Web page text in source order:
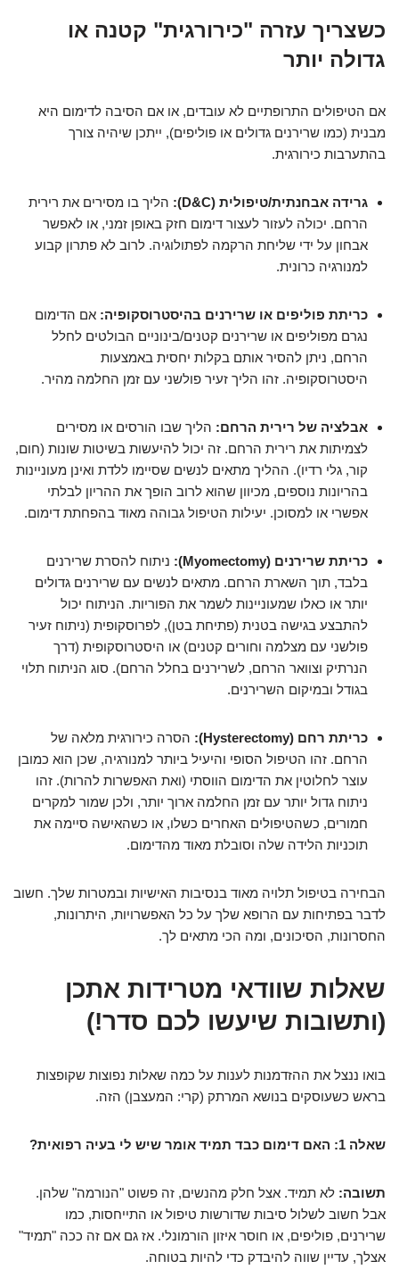
כשצריך עזרה "כירורגית" קטנה או
גדולה יותר
אם הטיפולים התרופתיים לא עובדים, או אם הסיבה לדימום היא
מבנית (כמו שרירנים גדולים או פוליפים), ייתכן שיהיה צורך
בהתערבות כירורגית.
גרידה אבחנתית/טיפולית (D&C):
הליך בו מסירים את רירית
הרחם. יכולה לעזור לעצור דימום חזק באופן זמני, או לאפשר
אבחון על ידי שליחת הרקמה לפתולוגיה. לרוב לא פתרון קבוע
למנורגיה כרונית.
כריתת פוליפים או שרירנים בהיסטרוסקופיה: אם הדימום
נגרם מפוליפים או שרירנים קטנים/בינוניים הבולטים לחלל
הרחם, ניתן להסיר אותם בקלות יחסית באמצעות
היסטרוסקופיה. זהו הליך זעיר פולשני עם זמן החלמה מהיר.
אבלציה של רירית הרחם: הליך שבו הורסים או מסירים
לצמיתות את רירית הרחם. זה יכול להיעשות בשיטות שונות (חום,
קור, גלי רדיו). ההליך מתאים לנשים שסיימו ללדת ואינן מעוניינות
בהריונות נוספים, מכיוון שהוא לרוב הופך את ההריון לבלתי
אפשרי או למסוכן. יעילות הטיפול גבוהה מאוד בהפחתת דימום.
כריתת שרירנים (Myomectomy):
ניתוח להסרת שרירנים
בלבד, תוך השארת הרחם. מתאים לנשים עם שרירנים גדולים
יותר או כאלו שמעוניינות לשמר את הפוריות. הניתוח יכול
להתבצע בגישה בטנית (פתיחת בטן), לפרוסקופית (ניתוח זעיר
פולשני עם מצלמה וחורים קטנים) או היסטרוסקופית (דרך
הנרתיק וצוואר הרחם, לשרירנים בחלל הרחם). סוג הניתוח תלוי
בגודל ובמיקום השרירנים.
כריתת רחם (Hysterectomy):
הסרה כירורגית מלאה של
הרחם. זהו הטיפול הסופי והיעיל ביותר למנורגיה, שכן הוא כמובן
עוצר לחלוטין את הדימום הווסתי (ואת האפשרות להרות). זהו
ניתוח גדול יותר עם זמן החלמה ארוך יותר, ולכן שמור למקרים
חמורים, כשהטיפולים האחרים כשלו, או כשהאישה סיימה את
תוכניות הלידה שלה וסובלת מאוד מהדימום.
הבחירה בטיפול תלויה מאוד בנסיבות האישיות ובמטרות שלך. חשוב
לדבר בפתיחות עם הרופא שלך על כל האפשרויות, היתרונות,
החסרונות, הסיכונים, ומה הכי מתאים לך.
שאלות שוודאי מטרידות אתכן
(ותשובות שיעשו לכם סדר!)
בואו ננצל את ההזדמנות לענות על כמה שאלות נפוצות שקופצות
בראש כשעוסקים בנושא המרתק (קרי: המעצבן) הזה.
שאלה 1: האם דימום כבד תמיד אומר שיש לי בעיה רפואית?
תשובה: לא תמיד. אצל חלק מהנשים, זה פשוט "הנורמה" שלהן.
אבל חשוב לשלול סיבות שדורשות טיפול או התייחסות, כמו
שרירנים, פוליפים, או חוסר איזון הורמונלי. אז גם אם זה ככה "תמיד"
אצלך, עדיין שווה להיבדק כדי להיות בטוחה.